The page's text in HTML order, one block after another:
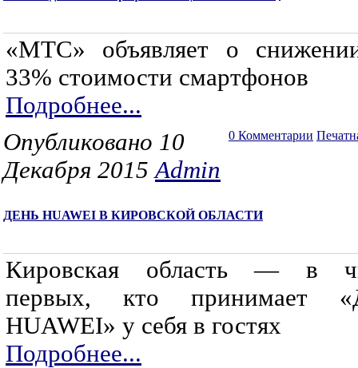
«МТС» объявляет о
33% стоимости смартфонов
Подробнее...
0 Комментарии
Опубликовано 10
Декабря 2015Admin
ДЕНЬ HUAWEI В КИРОВСКОЙ ОБЛАСТИ
Кировская область — в
первых, кто принимает
HUAWEI» у себя в гостях
Подробнее...